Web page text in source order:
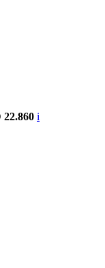
22.860 i